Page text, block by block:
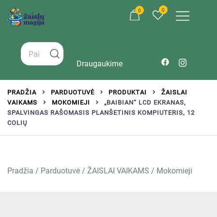
0 0
Draugaukime
PRADŽIA PARDUOTUVĖ PRODUKTAI
ŽAISLAI
VAIKAMS
MOKOMIEJI
„BAIBIAN“ LCD EKRANAS,
SPALVINGAS RAŠOMASIS PLANŠETINIS KOMPIUTERIS, 12
COLIŲ
Pradžia / Parduotuvė / ŽAISLAI VAIKAMS / Mokomieji